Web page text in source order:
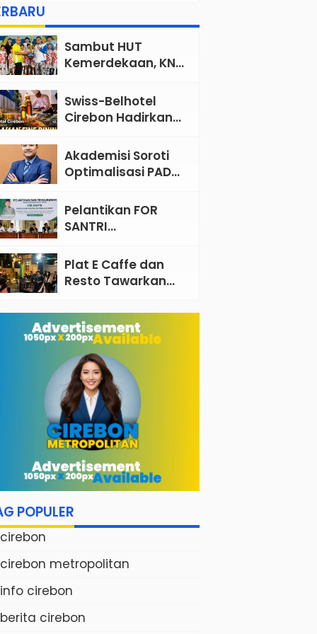
Keluarga
Sambut HUT
Kemerdekaan, KNPI
Futsal Tingkat SD
Swiss-Belhotel
Cirebon Hadirkan
Dining Open
Kitchen Bertema
Mediterania
Akademisi Soroti
Optimalisasi PAD
Cirebon, Minta
Reformasi Tata
Pelantikan FOR
SANTRI
Perkuat Peran
Santri sebagai
Plat E Caffe dan
Resto Tawarkan
Kuliner Lengkap
dengan Live Music
di Pusat Kota
Cirebon
POPULER
cirebon
cirebon metropolitan
info cirebon
berita cirebon